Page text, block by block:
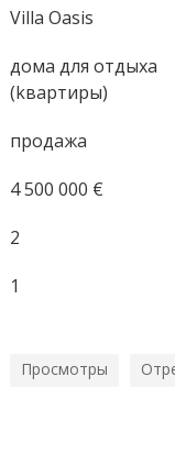
Villa Oasis
домa для отдыха
(kвартиры)
продажа
4 500 000 €
2
1
Просмотры